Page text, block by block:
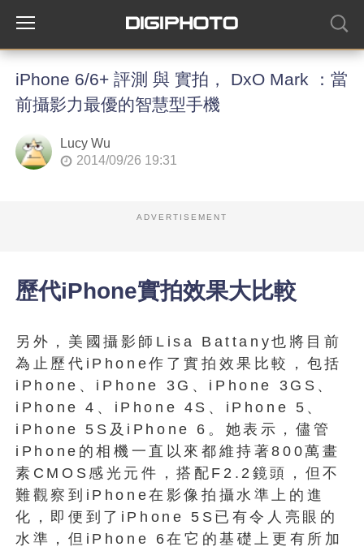
iPhone 6/6+ 評測 與 實拍， DxO Mark ：當
前攝影力最優的智慧型手機
Lucy Wu
2014/09/26 19:31
ADVERTISEMENT
歷代iPhone實拍效果大比較
另外，美國攝影師Lisa Battany也將目前
為止歷代iPhone作了實拍效果比較，包括
iPhone、iPhone 3G、iPhone 3GS、
iPhone 4、iPhone 4S、iPhone 5、
iPhone 5S及iPhone 6。她表示，儘管
iPhone的相機一直以來都維持著800萬畫
素CMOS感光元件，搭配F2.2鏡頭，但不
難觀察到iPhone在影像拍攝水準上的進
化，即便到了iPhone 5S已有令人亮眼的
水準，但iPhone 6在它的基礎上更有所加